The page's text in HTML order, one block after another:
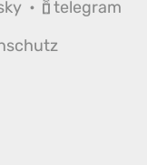
•
telegram